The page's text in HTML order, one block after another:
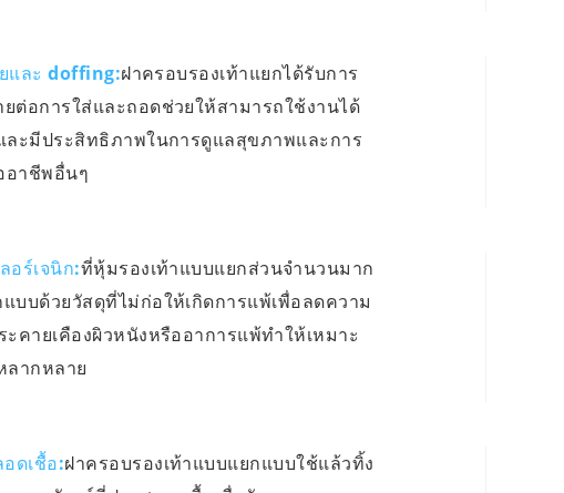
และ doffing:ฝาครอบรองเท้าแยกได้รับการ
ต่อการใส่และถอดช่วยให้สามารถใช้งานได้
ละมีประสิทธิภาพในการดูแลสุขภาพและการ
อาชีพอื่นๆ
อร์เจนิก:ที่หุ้มรองเท้าแบบแยกส่วนจำนวนมาก
บบด้วยวัสดุที่ไม่ก่อให้เกิดการแพ้เพื่อลดความ
ะคายเคืองผิวหนังหรืออาการแพ้ทำให้เหมาะ
ลากหลาย
ดเชื้อ:ฝาครอบรองเท้าแบบแยกแบบใช้แล้วทิ้ง